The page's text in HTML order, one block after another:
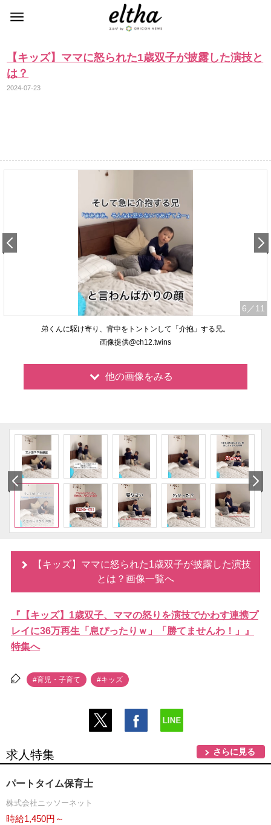
【キッズ】ママに怒られた1歳双子が披露した演技と
は？
2024-07-23
6 ／11
弟くんに駆け寄り、背中をトントンして「介抱」する兄。
画像提供@ch12.twins
他の画像をみる
【キッズ】ママに怒られた1歳双子が披露した演技
とは？画像一覧へ
『【キッズ】1歳双子、ママの怒りを演技でかわす連携プ
レイに36万再生「息ぴったりｗ」「勝てませんわ！」』
特集へ
#育児・子育て #キッズ
求人特集 さらに見る
パートタイム保育士
株式会社ニッソーネット
時給1,450円～